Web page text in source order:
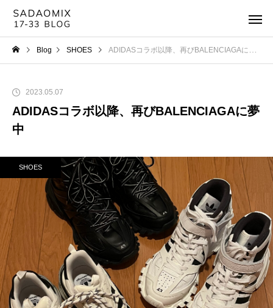
Blog SHOES ADIDASコラボ以降、再びBALENCIAGAに夢中
2023.05.07
ADIDASコラボ以降、再びBALENCIAGAに夢
中
SHOES